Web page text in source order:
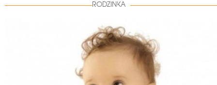
RODZINKA